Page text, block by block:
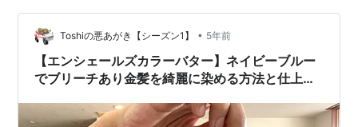
Toshiの悪あがき【シーズン1】 • 5年前
【エンシェールズカラーバター】ネイビーブルー
でブリーチあり金髪を綺麗に染める方法と仕上が